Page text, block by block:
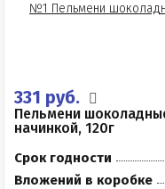
331 руб.
Пельмени
начинкой, 120г
Срок годности
Вложений в коробке